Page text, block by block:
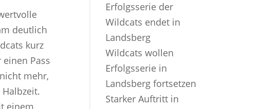
deutlich
kurz
Pass
mehr,
einem
Erfolgsserie der
Wildcats endet in
Landsberg
Wildcats wollen
Erfolgsserie in
Landsberg fortsetzen
Starker Auftritt in